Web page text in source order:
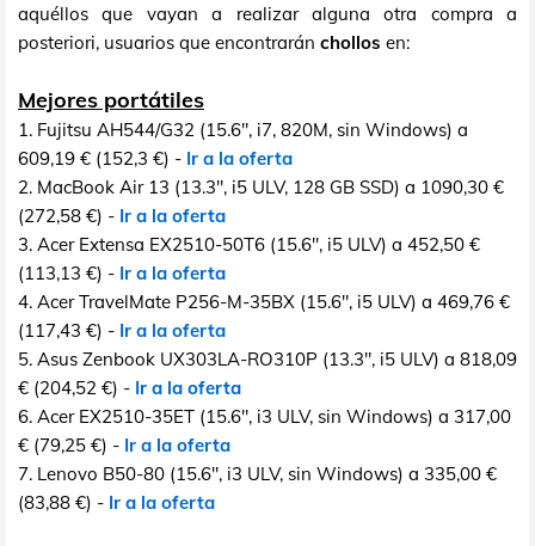
aquéllos que vayan a realizar alguna otra compra a
posteriori, usuarios que encontrarán chollos en:
Mejores portátiles
1. Fujitsu AH544/G32 (15.6", i7, 820M, sin Windows) a
609,19 € (152,3 €) - Ir a la oferta
2. MacBook Air 13 (13.3", i5 ULV, 128 GB SSD) a 1090,30 €
(272,58 €) - Ir a la oferta
3. Acer Extensa EX2510-50T6 (15.6", i5 ULV) a 452,50 €
(113,13 €) - Ir a la oferta
4. Acer TravelMate P256-M-35BX (15.6", i5 ULV) a 469,76 €
(117,43 €) - Ir a la oferta
5. Asus Zenbook UX303LA-RO310P (13.3", i5 ULV) a 818,09
€ (204,52 €) - Ir a la oferta
6. Acer EX2510-35ET (15.6", i3 ULV, sin Windows) a 317,00
€ (79,25 €) - Ir a la oferta
7. Lenovo B50-80 (15.6", i3 ULV, sin Windows) a 335,00 €
(83,88 €) - Ir a la oferta